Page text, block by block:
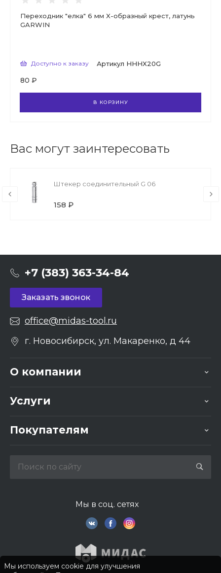
Переходник "елка" 6 мм X-образный крест, латунь
GARWIN
Доступно к заказу Артикул HHHX20G
80 ₽
В КОРЗИНУ
Вас могут заинтересовать
Штекер соединительный G 06
158 ₽
+7 (383) 363-34-84
Заказать звонок
office@midas-tool.ru
г. Новосибирск, ул. Макаренко, д 44
О компании
Услуги
Покупателям
Мы в соц. сетях
Мы используем cookie для улучшения